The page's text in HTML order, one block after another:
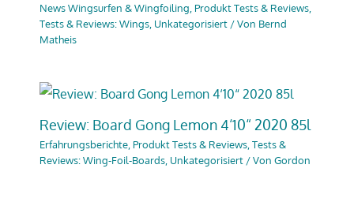
News Wingsurfen & Wingfoiling, Produkt Tests & Reviews,
Tests & Reviews: Wings, Unkategorisiert/ Von Bernd
Matheis
Review: Board Gong Lemon 4‘10“ 2020 85l
Erfahrungsberichte, Produkt Tests & Reviews,Tests &
Reviews: Wing-Foil-Boards, Unkategorisiert/ Von Gordon